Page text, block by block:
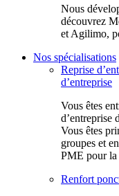
Nous
découvrez
et Agilimo,
Nos spécialisations
Reprise
d’entreprise
Vous êtes
d’entreprise
Vous êtes
groupes et
PME pour la
Renfort